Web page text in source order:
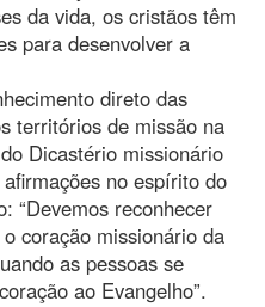
da vida, os cristãos têm
para desenvolver a
direto das
territórios de missão na
Dicastério missionário
no espírito do
“Devemos reconhecer
coração missionário da
as pessoas se
ao Evangelho”.